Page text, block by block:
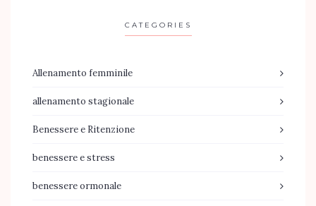
CATEGORIES
Allenamento femminile
allenamento stagionale
Benessere e Ritenzione
benessere e stress
benessere ormonale